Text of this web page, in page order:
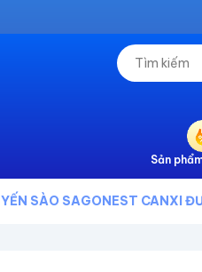
Sản
YẾN SÀO SAGONEST CANXI